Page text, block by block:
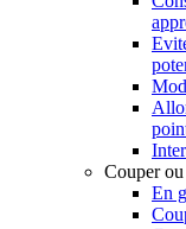
Couper
En